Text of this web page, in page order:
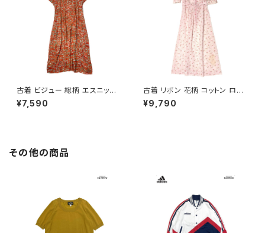
古着 ビジュー 総柄 エスニック
柄 ロング丈 半袖 ワンピース オ
レンジ (otu2605039)
¥7,590
古着 リボン 花柄 コットン ロン
グ丈 半袖 ワンピース ピンク (o
tu2604073)
¥9,790
その他の商品